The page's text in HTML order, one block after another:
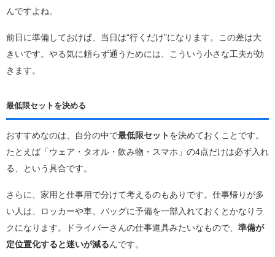
んですよね。
前日に準備しておけば、当日は“行くだけ”になります。この差は大
きいです。やる気に頼らず通うためには、こういう小さな工夫が効
きます。
最低限セットを決める
おすすめなのは、自分の中で最低限セットを決めておくことです。
たとえば「ウェア・タオル・飲み物・スマホ」の4点だけは必ず入れ
る、という具合です。
さらに、家用と仕事用で分けて考えるのもありです。仕事帰りが多
い人は、ロッカーや車、バッグに予備を一部入れておくとかなりラ
クになります。ドライバーさんの仕事道具みたいなもので、 準備が
定位置化すると迷いが減るんです。